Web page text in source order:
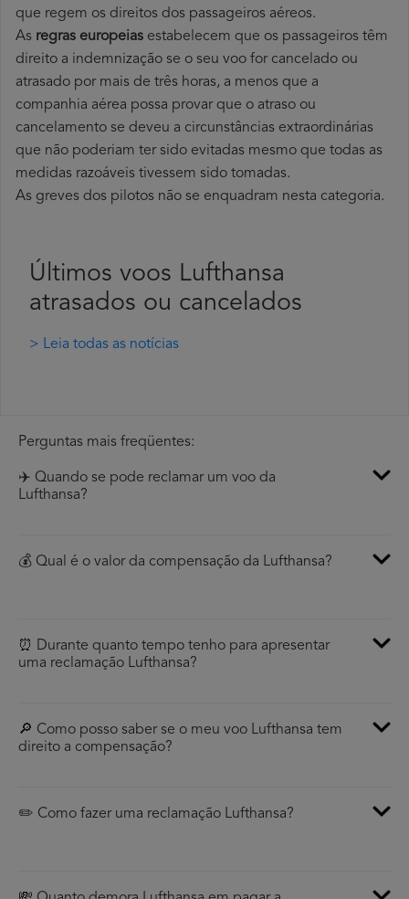
que regem os direitos dos passageiros aéreos.
As regras europeias estabelecem que os passageiros têm
direito a indemnização se o seu voo for cancelado ou
atrasado por mais de três horas, a menos que a
companhia aérea possa provar que o atraso ou
cancelamento se deveu a circunstâncias extraordinárias
que não poderiam ter sido evitadas mesmo que todas as
medidas razoáveis tivessem sido tomadas.
As greves dos pilotos não se enquadram nesta categoria.
Últimos voos Lufthansa
atrasados ou cancelados
> Leia todas as notícias
Perguntas mais freqüentes:
✈️ Quando se pode reclamar um voo da
Lufthansa?
💰 Qual é o valor da compensação da Lufthansa?
⏰ Durante quanto tempo tenho para apresentar
uma reclamação Lufthansa?
🔎 Como posso saber se o meu voo Lufthansa tem
direito a compensação?
✏️ Como fazer uma reclamação Lufthansa?